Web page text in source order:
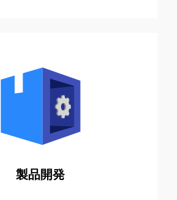
製品開発
ア創出​ からスケーリング​ そし
て実践まで​